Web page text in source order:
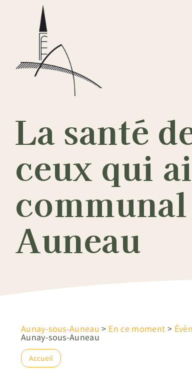
La santé
ceux qui
Auneau
Aunay-sous-Auneau > En ce moment >
Aunay-sous-Auneau
Accueil